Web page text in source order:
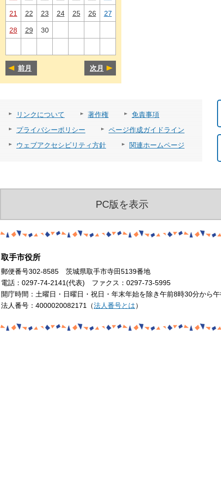
21 22 23 24 25 26 27
28 29 30
前月 次月
リンクについて 著作権
免責事項
プライバシーポリシー
ページ作成ガイドライン
ウェブアクセシビリティ方針
関連ホームページ
PC版を表示
取手市役所
郵便番号302-8585 茨城県取手市寺田5139番地
電話：0297-74-2141(代表) ファクス：0297-73-5995
開庁時間：土曜日・日曜日・祝日・年末年始を除き午前8時30分から
法人番号：4000020082171（法人番号とは）